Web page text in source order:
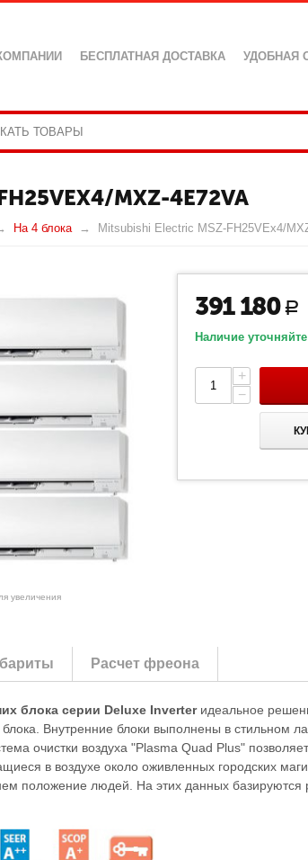
БЕСПЛАТНАЯ ДОСТАВКА УДОБНАЯ
MXZ-4E72VA
На 4 блока Mitsubishi Electric MSZ-FH25VEx4/
увеличения
391 180 Р
Наличие уточняйте
+
−
Расчет фреона
блока серии Deluxe Inverterидеальное
блока. Внутренние блоки выполнены в
очистки воздуха "Plasma Quad Plus"
в воздухе около оживленных городских
положение людей. На этих данных базируются